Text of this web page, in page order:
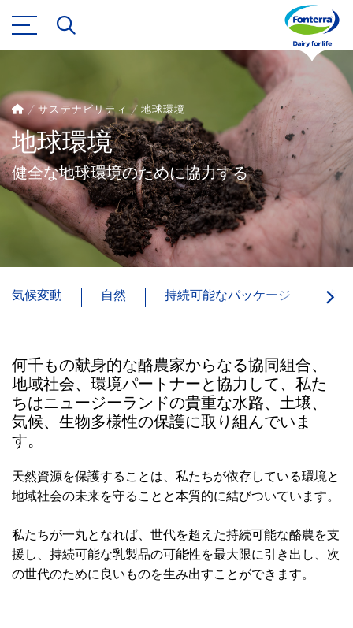
サステナビリティ 地球環境
地球環境
健全な地球環境のために協力する
気候変動 自然 持続可能なパッケージ 気
何千もの献身的な酪農家からなる協同組合、
地域社会、環境パートナーと協力して、私た
ちはニュージーランドの貴重な水路、土壌、
気候、生物多様性の保護に取り組んでいま
す。
天然資源を保護することは、私たちが依存している環境と
地域社会の未来を守ることと本質的に結びついています。
私たちが一丸となれば、世代を超えた持続可能な酪農を支
援し、持続可能な乳製品の可能性を最大限に引き出し、次
の世代のために良いものを生み出すことができます。